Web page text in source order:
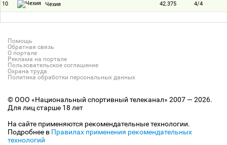
10 Чехия 42.375 4/4
Помощь
Обратная связь
О портале
Реклама на портале
Пользовательское соглашение
Охрана труда
Политика обработки персональных данных
© ООО «Национальный спортивный телеканал» 2007 — 2026.
Для лиц старше 18 лет
На сайте применяются рекомендательные технологии.
Подробнее в Правилах применения рекомендательных
технологий